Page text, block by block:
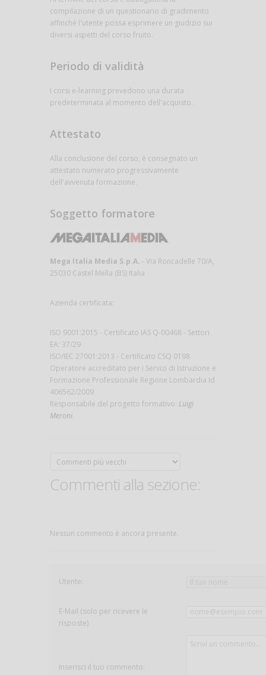
compilazione di un questionario di gradimento
affinché l'utente possa esprimere un giudizio sui
diversi aspetti del corso fruito.
Periodo di validità
I corsi e-learning prevedono una durata
predeterminata al momento dell'acquisto.
Attestato
Alla conclusione del corso, è consegnato un
attestato numerato progressivamente
dell'avvenuta formazione.
Soggetto formatore
Mega Italia Media S.p.A. - Via Roncadelle 70/A,
25030 Castel Mella (BS) Italia
Azienda certificata:
ISO 9001:2015 - Certificato IAS Q-00468 - Settori
EA: 37/29
ISO/IEC 27001:2013 - Certificato CSQ 0198
Operatore accreditato per i Servizi di Istruzione e
Formazione Professionale Regione Lombardia Id
406562/2009
Responsabile del progetto formativo: Luigi
Meroni.
Commenti alla sezione:
Nessun commento è ancora presente.
Utente:
E-Mail (solo per ricevere le
risposte)
Inserisci il tuo commento: